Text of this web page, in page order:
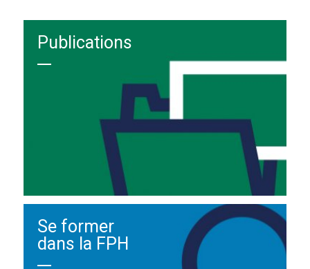
Publications
Se former
dans la FPH